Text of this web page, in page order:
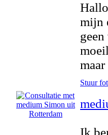
mijn
Stuur
Ik